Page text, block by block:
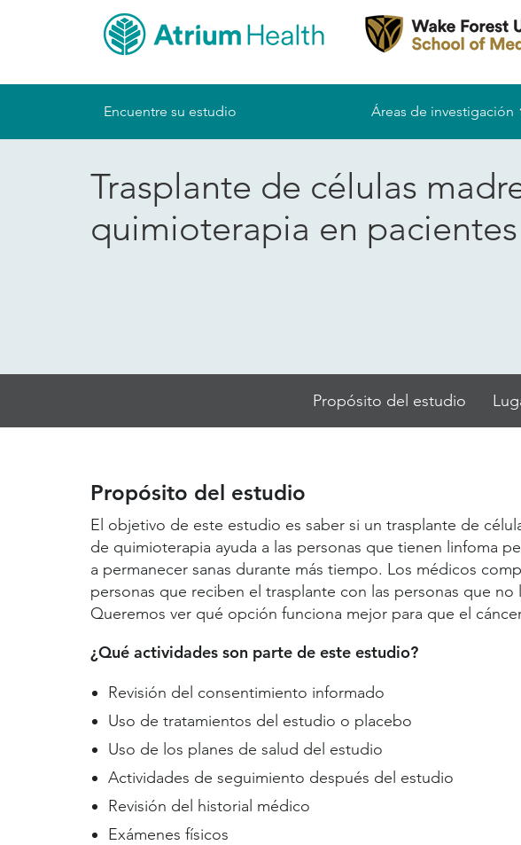
Encuentre su estudio Áreas de investigación
Trasplante de células
quimioterapia en
Links
Propósito del estudio
Propósito del estudio
El objetivo de este estudio es saber si un trasplante de
de quimioterapia ayuda a las personas que tienen linfoma
a permanecer sanas durante más tiempo. Los médicos
personas que reciben el trasplante con las personas que no
Queremos ver qué opción funciona mejor para que el
¿Qué actividades son parte de este estudio?
Revisión del consentimiento informado
Uso de tratamientos del estudio o placebo
Uso de los planes de salud del estudio
Actividades de seguimiento después del estudio
Revisión del historial médico
Exámenes físicos